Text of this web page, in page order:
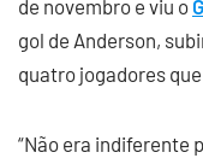
de novembro e viu o
gol de Anderson,
quatro jogadores
“Não era indiferente